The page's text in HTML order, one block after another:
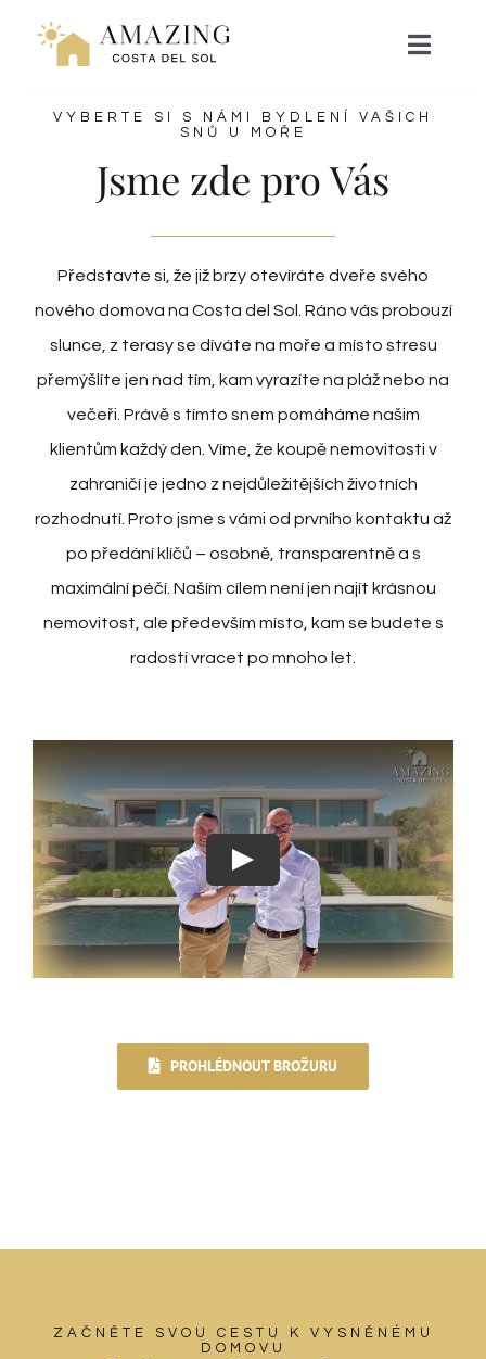
Toggle
RESORT LIVING
HYPOTÉKA
ZÁŽITKY
WEBINÁŘ
BCAS
O NÁS
KONTAKT
VYBERTE SI S NÁMI BYDLENÍ VAŠICH
SNŮ U MOŘE
Jsme zde pro Vás
Představte si, že již brzy otevíráte dveře svého
nového domova na Costa del Sol. Ráno vás probouzí
slunce, z terasy se díváte na moře a místo stresu
přemýšlíte jen nad tím, kam vyrazíte na pláž nebo na
večeři. Právě s tímto snem pomáháme našim
klientům každý den. Víme, že koupě nemovitosti v
zahraničí je jedno z nejdůležitějších životních
rozhodnutí. Proto jsme s vámi od prvního kontaktu až
po předání klíčů – osobně, transparentně a s
maximální péčí. Naším cílem není jen najít krásnou
nemovitost, ale především místo, kam se budete s
radostí vracet po mnoho let.
PROHLÉDNOUT BROŽURU
ZAČNĚTE SVOU CESTU K VYSNĚNÉMU
DOMOVU